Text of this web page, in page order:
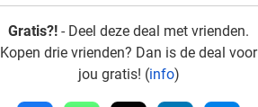
Gratis?! - Deel deze deal met vrienden.
Kopen drie vrienden? Dan is de deal voor
jou gratis! (info)